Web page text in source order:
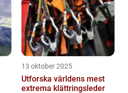
13 oktober 2025
Utforska världens mest
extrema klättringsleder